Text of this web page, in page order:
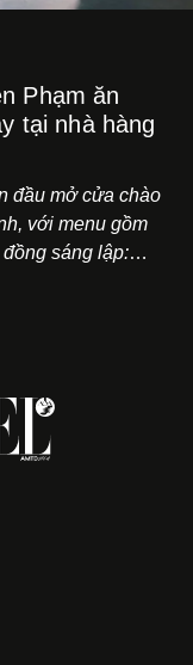
Phạm ăn
tại nhà hàng
đầu mở cửa chào
với menu gồm
sáng lập:
được yêu thích